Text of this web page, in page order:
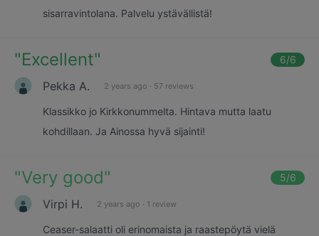
sisarravintolana. Palvelu ystävällistä!
"Excellent" 6/6
Pekka A. 2 years ago · 57 reviews
Klassikko jo Kirkkonummelta. Hintava mutta laatu
kohdillaan. Ja Ainossa hyvä sijainti!
"Very good" 5/6
Virpi H. 2 years ago · 1 review
Ceaser-salaatti oli erinomaista ja raastepöytä vielä